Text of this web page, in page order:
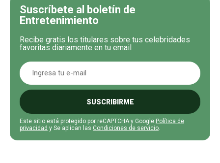
Suscríbete al boletín de
Entretenimiento
Recibe gratis los titulares sobre tus celebridades
favoritas diariamente en tu email
SUSCRIBIRME
Este sitio está protegido por reCAPTCHA y Google Política de
privacidad y Se aplican las Condiciones de servicio.